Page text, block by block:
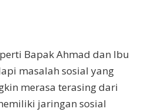
Bapak Ahmad dan Ibu
masalah sosial yang
merasa terasing dari
jaringan sosial